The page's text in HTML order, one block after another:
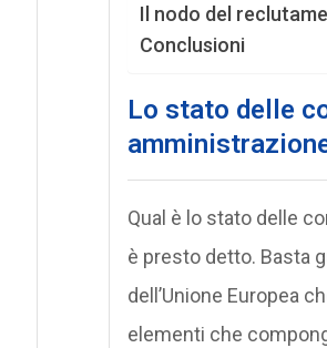
Il nodo del
Conclusioni
Lo stato delle
Qual è lo stato delle
è presto detto. Basta
dell’Unione Europea
elementi che